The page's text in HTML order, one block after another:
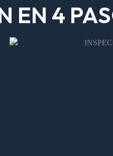
EN 4